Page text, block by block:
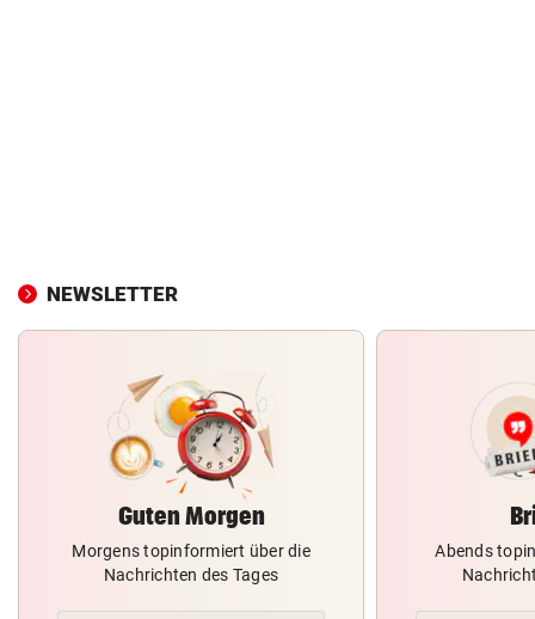
NEWSLETTER
Guten Morgen
Morgens topinformiert über die
Nachrichten des Tages
Abends